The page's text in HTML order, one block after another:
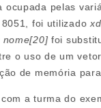
ocupada pelas
foi utilizado
nome[20] foi
o uso de um
de memória
a turma do